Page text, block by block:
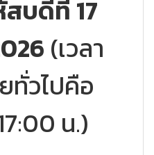
บดีที่ 17
(เวลา
ทั่วไปคือ
น.)